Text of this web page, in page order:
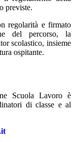
previste.
regolarità e firmato
del percorso, la
scolastico, insieme
ospitante.
Scuola Lavoro è
di classe e al